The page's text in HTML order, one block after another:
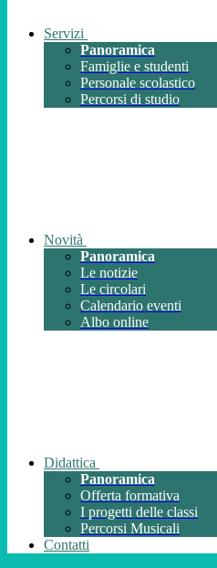
Servizi
Panoramica
Famiglie e studenti
Personale scolastico
Percorsi di studio
Novità
Panoramica
Le notizie
Le circolari
Calendario eventi
Albo online
Didattica
Panoramica
Offerta formativa
I progetti delle classi
Percorsi Musicali
Contatti